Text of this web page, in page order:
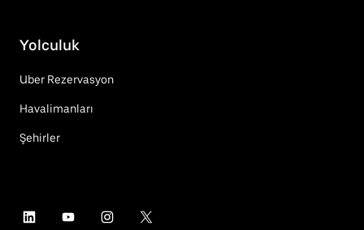
Yolculuk
Uber Rezervasyon
Havalimanları
Şehirler